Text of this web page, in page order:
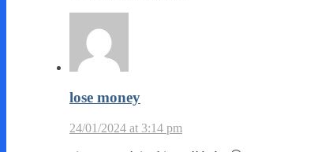
lose money
24/01/2024 at 3:14 pm